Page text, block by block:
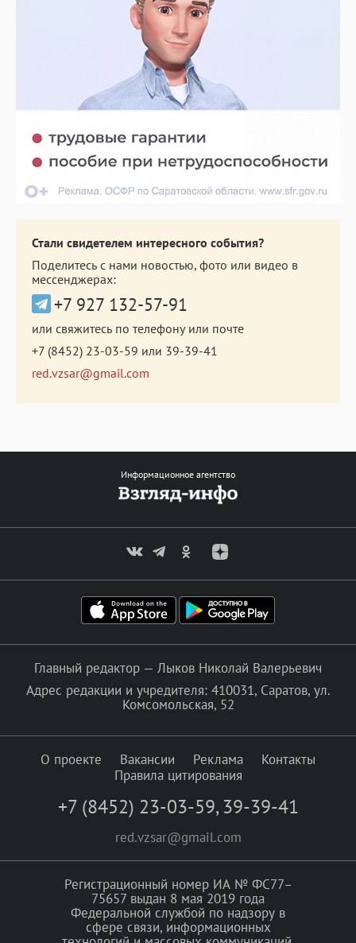
Стали свидетелем интересного события?
Поделитесь с нами новостью, фото или видео в
мессенджерах:
+7 927 132-57-91
или свяжитесь по телефону или почте
+7 (8452) 23-03-59 или 39-39-41
red.vzsar@gmail.com
Информационное агентство
Главный редактор — Лыков Николай Валерьевич
Адрес редакции и учредителя: 410031, Саратов, ул.
Комсомольская, 52
О проекте Вакансии Реклама
Контакты
Правила цитирования
+7 (8452) 23-03-59, 39-39-41
red.vzsar@gmail.com
Регистрационный номер ИА № ФС77–
75657 выдан 8 мая 2019 года
Федеральной службой по надзору в
сфере связи, информационных